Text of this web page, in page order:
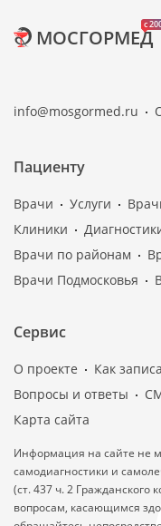
c
МОСГОРМЕД
info@mosgormed.ru
Пациенту
Врачи Услуги
Клиники
Врачи по районам
Врачи Подмосковья
Сервис
О проекте Как
Вопросы и ответы
Карта сайта
Информация на сайте не
самодиагностики и
(ст. 437 ч. 2 Гражданского
вопросам, касающимся